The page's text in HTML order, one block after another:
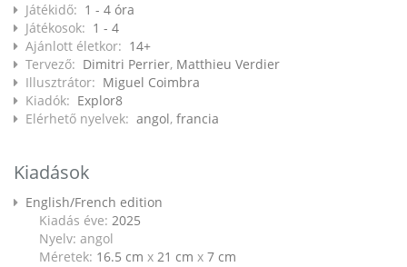
Játékidő: 1 - 4 óra
Játékosok: 1 - 4
Ajánlott életkor: 14+
Tervező: Dimitri Perrier, Matthieu Verdier
Illusztrátor: Miguel Coimbra
Kiadók: Explor8
Elérhető nyelvek: angol, francia
Kiadások
English/French edition
Kiadás éve: 2025
Nyelv: angol
Méretek: 16.5 cm x 21 cm x 7 cm